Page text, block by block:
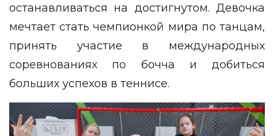
останавливаться на достигнутом. Девочка
мечтает стать чемпионкой мира по танцам,
принять участие в международных
соревнованиях по бочча и добиться
больших успехов в теннисе.